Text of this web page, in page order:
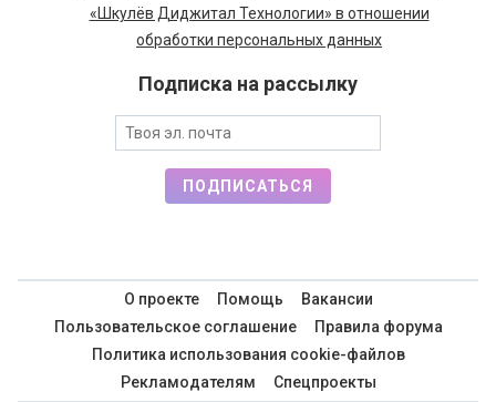
«Шкулёв Диджитал Технологии» в отношении
обработки персональных данных
Подписка на рассылку
ПОДПИСАТЬСЯ
О проекте Помощь
Вакансии
Пользовательское соглашение
Правила форума
Политика использования cookie-файлов
Рекламодателям
Спецпроекты